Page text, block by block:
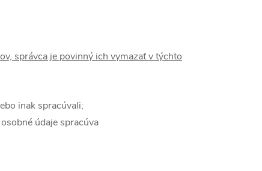
správca je povinný ich vymazať v týchto
inak spracúvali;
údaje spracúva